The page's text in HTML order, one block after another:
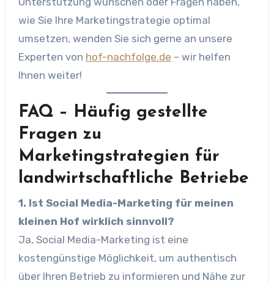
wie Sie Ihre Marketingstrategie optimal
umsetzen, wenden Sie sich gerne an unsere
Experten von hof-nachfolge.de – wir helfen
Ihnen weiter!
FAQ – Häufig gestellte
Fragen zu
Marketingstrategien für
landwirtschaftliche Betriebe
1. Ist Social Media-Marketing für meinen
kleinen Hof wirklich sinnvoll?
Ja, Social Media-Marketing ist eine
kostengünstige Möglichkeit, um authentisch
über Ihren Betrieb zu informieren und Nähe zur